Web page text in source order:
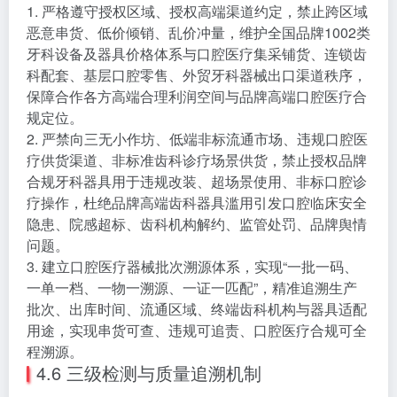
1. 严格遵守授权区域、授权高端渠道约定，禁止跨区域
恶意串货、低价倾销、乱价冲量，维护全国品牌1002类
牙科设备及器具价格体系与口腔医疗集采铺货、连锁齿
科配套、基层口腔零售、外贸牙科器械出口渠道秩序，
保障合作各方高端合理利润空间与品牌高端口腔医疗合
规定位。
2. 严禁向三无小作坊、低端非标流通市场、违规口腔医
疗供货渠道、非标准齿科诊疗场景供货，禁止授权品牌
合规牙科器具用于违规改装、超场景使用、非标口腔诊
疗操作，杜绝品牌高端齿科器具滥用引发口腔临床安全
隐患、院感超标、齿科机构解约、监管处罚、品牌舆情
问题。
3. 建立口腔医疗器械批次溯源体系，实现“一批一码、
一单一档、一物一溯源、一证一匹配”，精准追溯生产
批次、出库时间、流通区域、终端齿科机构与器具适配
用途，实现串货可查、违规可追责、口腔医疗合规可全
程溯源。
4.6 三级检测与质量追溯机制